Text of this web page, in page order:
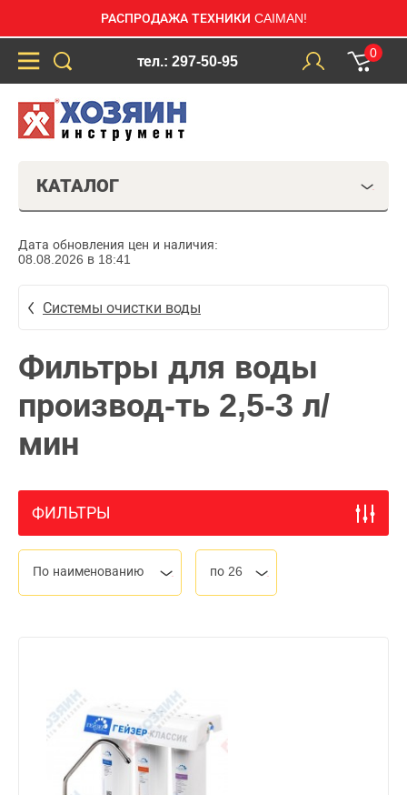
РАСПРОДАЖА ТЕХНИКИ CAIMAN!
тел.: 297-50-95
0
КАТАЛОГ
Дата обновления цен и наличия:
08.08.2026 в 18:41
Системы очистки воды
Фильтры для воды
производ-ть 2,5-3 л/
мин
ФИЛЬТРЫ
По наименованию по 26